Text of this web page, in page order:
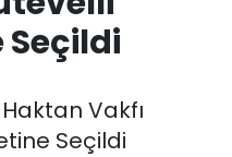
Seçildi
Vakfı
Seçildi